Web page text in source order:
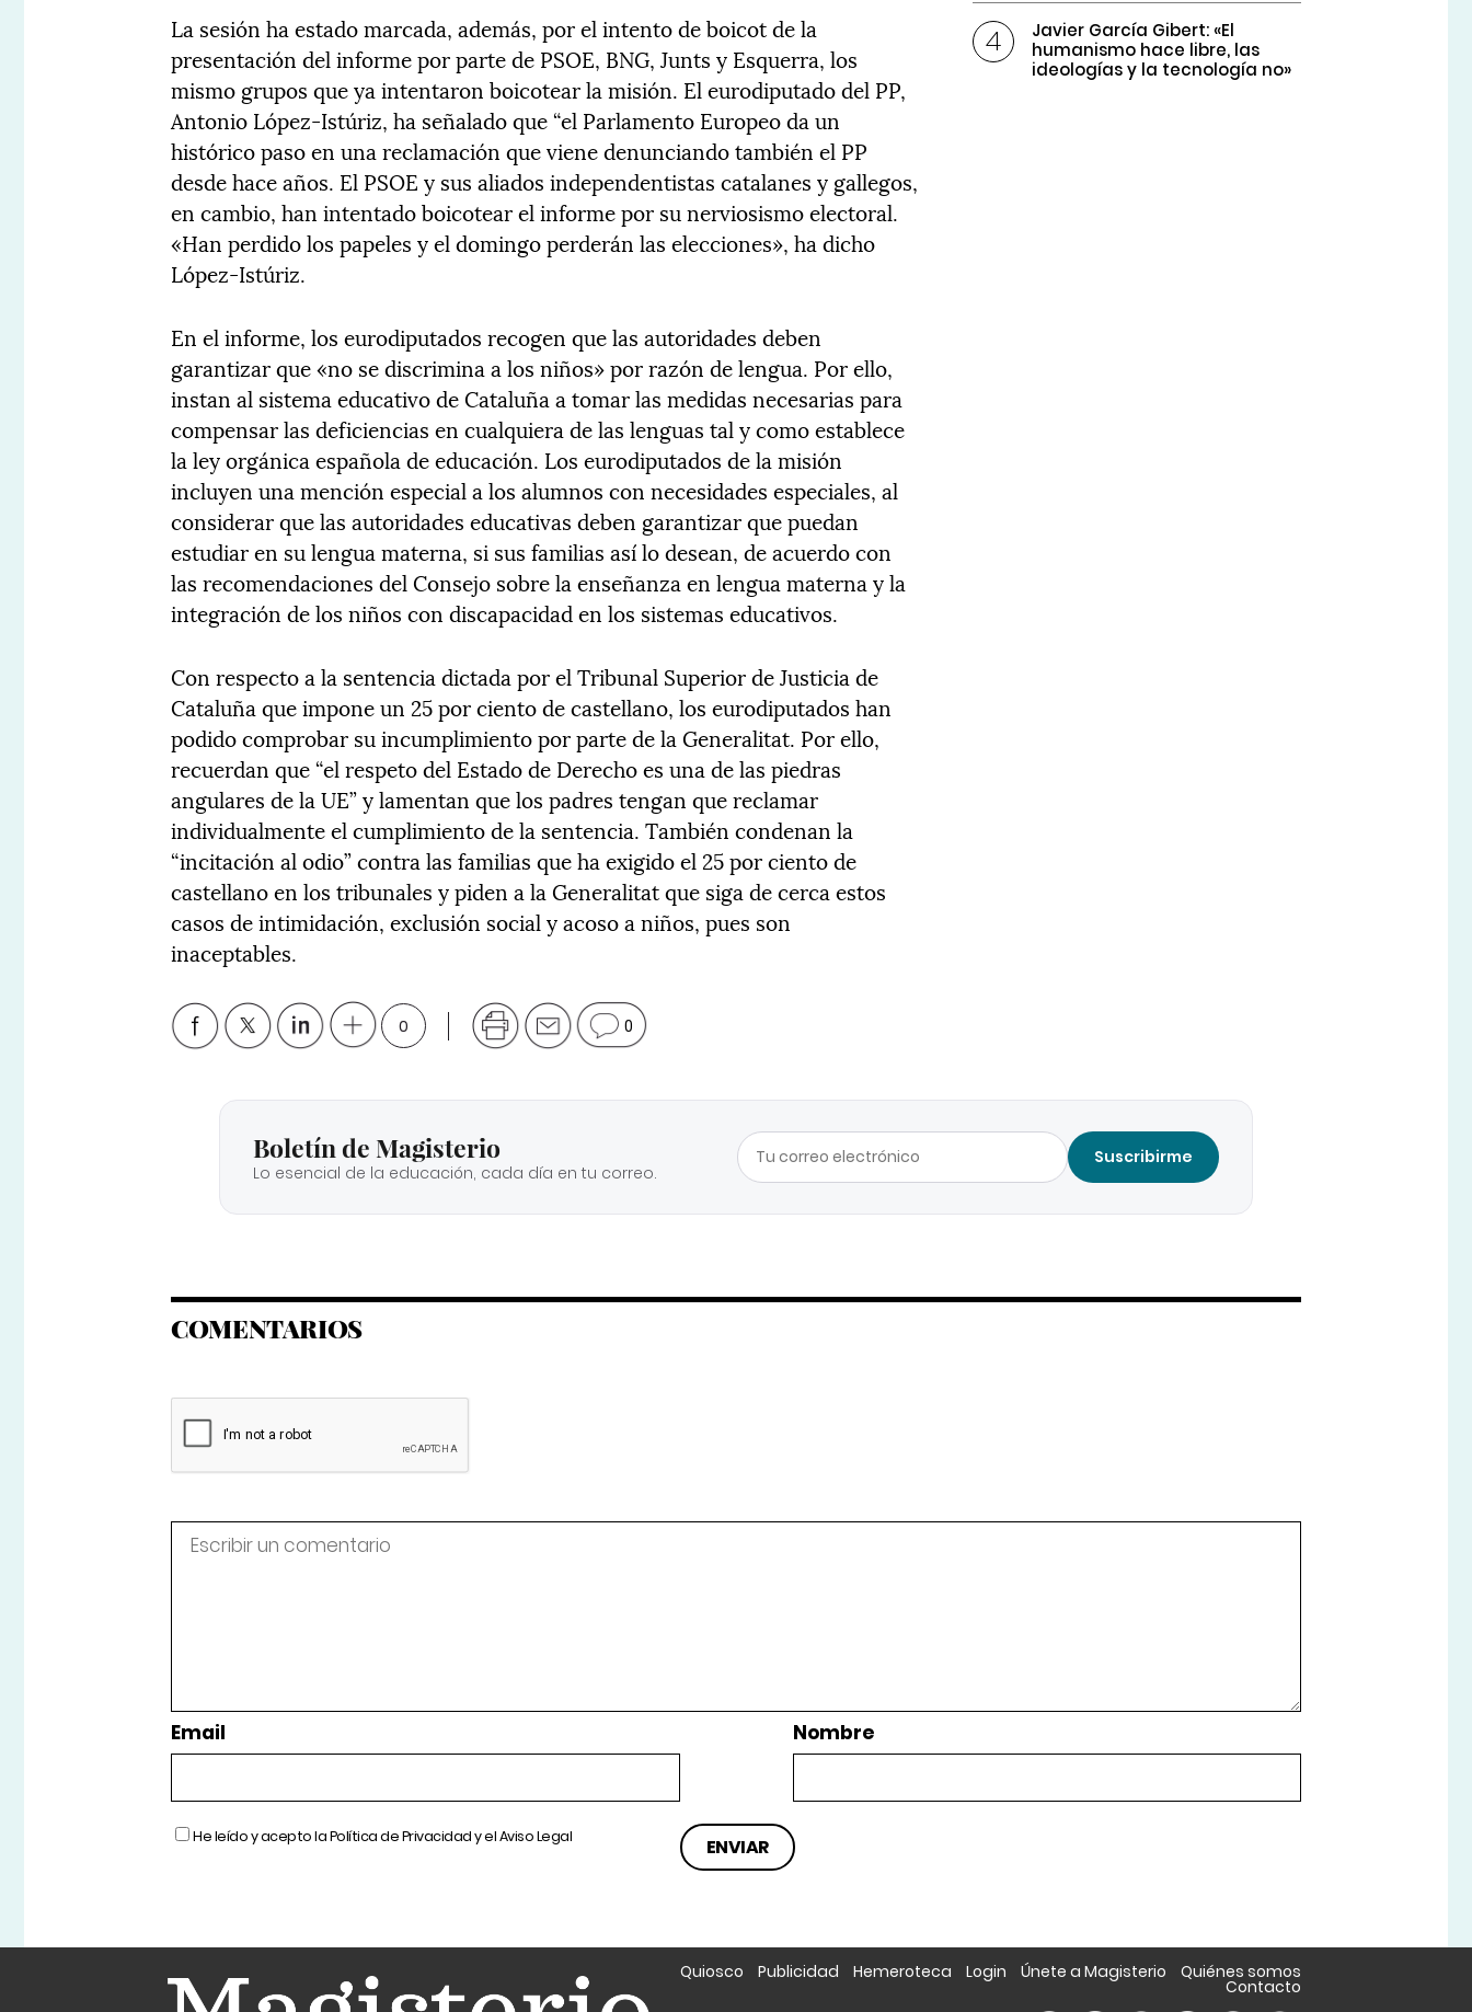
La sesión ha estado marcada, además, por el intento de boicot de la
presentación del informe por parte de PSOE, BNG, Junts y Esquerra, los
mismo grupos que ya intentaron boicotear la misión. El eurodiputado del PP,
Antonio López-Istúriz, ha señalado que “el Parlamento Europeo da un
histórico paso en una reclamación que viene denunciando también el PP
desde hace años. El PSOE y sus aliados independentistas catalanes y gallegos,
en cambio, han intentado boicotear el informe por su nerviosismo electoral.
«Han perdido los papeles y el domingo perderán las elecciones», ha dicho
López-Istúriz.
En el informe, los eurodiputados recogen que las autoridades deben
garantizar que «no se discrimina a los niños» por razón de lengua. Por ello,
instan al sistema educativo de Cataluña a tomar las medidas necesarias para
compensar las deficiencias en cualquiera de las lenguas tal y como establece
la ley orgánica española de educación. Los eurodiputados de la misión
incluyen una mención especial a los alumnos con necesidades especiales, al
considerar que las autoridades educativas deben garantizar que puedan
estudiar en su lengua materna, si sus familias así lo desean, de acuerdo con
las recomendaciones del Consejo sobre la enseñanza en lengua materna y la
integración de los niños con discapacidad en los sistemas educativos.
Con respecto a la sentencia dictada por el Tribunal Superior de Justicia de
Cataluña que impone un 25 por ciento de castellano, los eurodiputados han
podido comprobar su incumplimiento por parte de la Generalitat. Por ello,
recuerdan que “el respeto del Estado de Derecho es una de las piedras
angulares de la UE” y lamentan que los padres tengan que reclamar
individualmente el cumplimiento de la sentencia. También condenan la
“incitación al odio” contra las familias que ha exigido el 25 por ciento de
castellano en los tribunales y piden a la Generalitat que siga de cerca estos
casos de intimidación, exclusión social y acoso a niños, pues son
inaceptables.
0 0
Javier García Gibert: «El
humanismo hace libre, las
ideologías y la tecnología no»
Boletín de Magisterio
Lo esencial de la educación, cada día en tu correo.
Suscribirme
COMENTARIOS
Email Nombre
He leído y acepto laPolítica de Privacidady elAviso Legal
Quiosco Publicidad Hemeroteca Login Únete a Magisterio Quiénes somos
Contacto